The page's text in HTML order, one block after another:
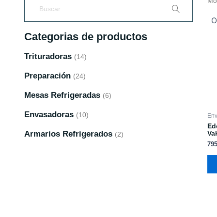
Categorias de productos
Trituradoras (14)
Preparación (24)
Mesas Refrigeradas (6)
Envasadoras (10)
Armarios Refrigerados (2)